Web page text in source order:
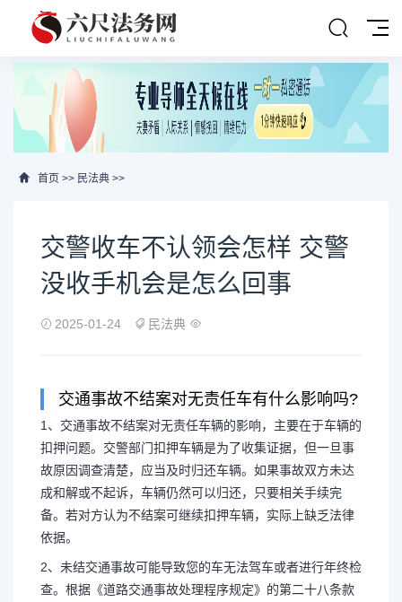
首页 >> 民法典 >>
交警收车不认领会怎样 交警
没收手机会是怎么回事
2025-01-24 民法典
交通事故不结案对无责任车有什么影响吗?
1、交通事故不结案对无责任车辆的影响，主要在于车辆的
扣押问题。交警部门扣押车辆是为了收集证据，但一旦事
故原因调查清楚，应当及时归还车辆。如果事故双方未达
成和解或不起诉，车辆仍然可以归还，只要相关手续完
备。若对方认为不结案可继续扣押车辆，实际上缺乏法律
依据。
2、未结交通事故可能导致您的车无法驾车或者进行年终检
查。根据《道路交通事故处理程序规定》的第二十八条款
交警收车不认领会怎样
是怎么回事
1、交通事故不结案对无责任车